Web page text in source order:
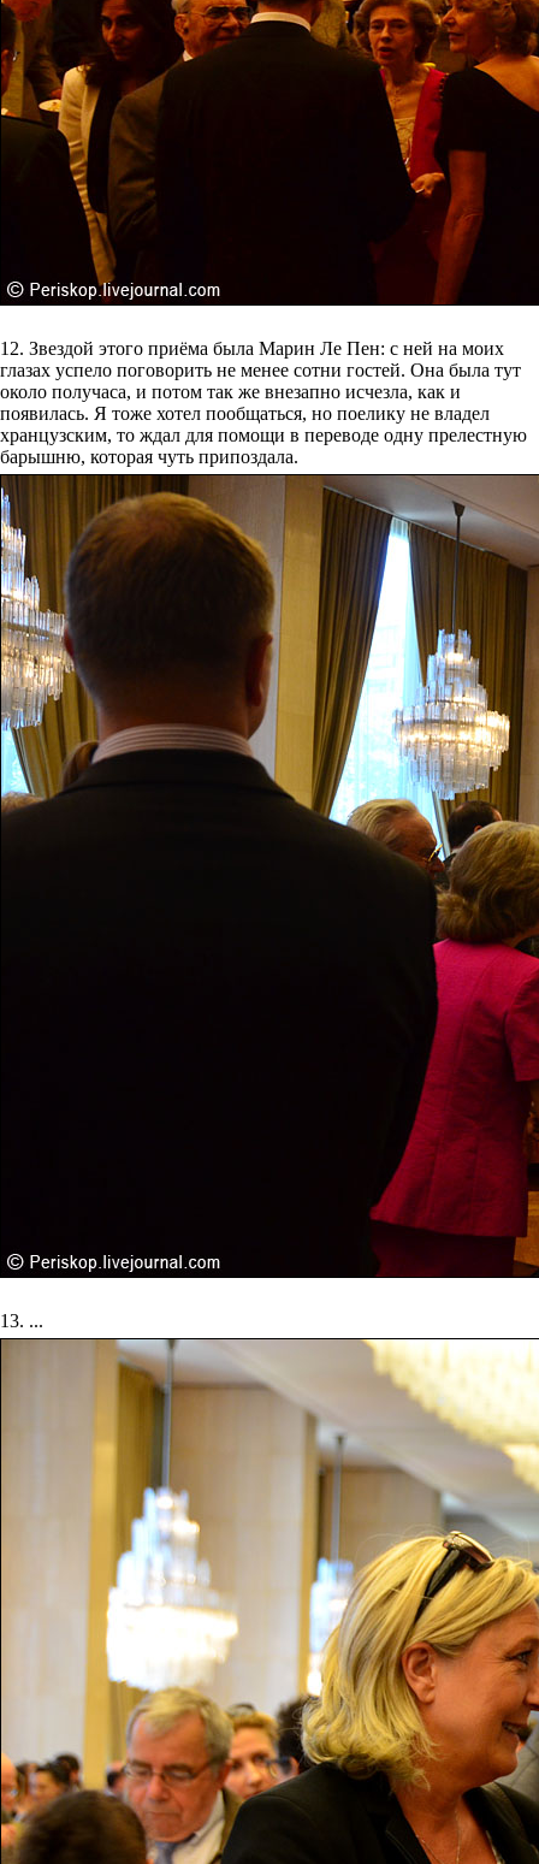
12. Звездой этого приёма была Марин Ле Пен: с ней на моих
глазах успело поговорить не менее сотни гостей. Она была тут
около получаса, и потом так же внезапно исчезла, как и
появилась. Я тоже хотел пообщаться, но поелику не владел
хранцузским, то ждал для помощи в переводе одну прелестную
барышню, которая чуть припоздала.
13. ...